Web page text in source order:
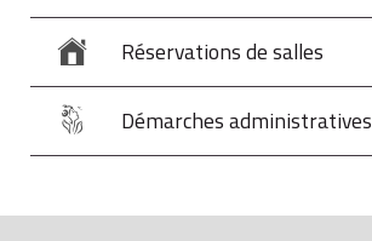
Réservations de salles
Démarches administratives